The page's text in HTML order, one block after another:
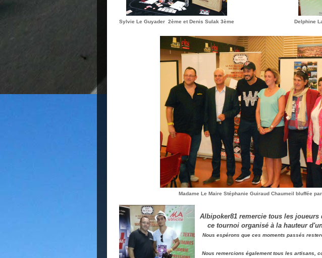
Delphine
Sylvie Le Guyader 2ème et Denis Sulak 3ème
Madame Le Maire Stéphanie Guiraud Chaumeil bluffée
Albipoker81 remercie tous les joueurs
ce tournoi organisé à la hauteur
Nous espérons que ces moments passés
Nous remercions également tous les artisans,